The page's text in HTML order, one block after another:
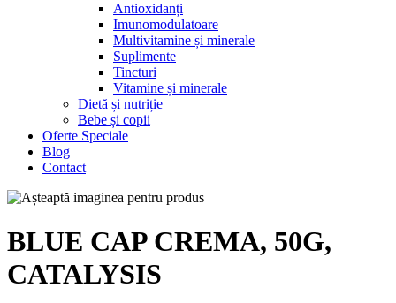
Antioxidanți
Imunomodulatoare
Multivitamine și minerale
Suplimente
Tincturi
Vitamine și minerale
Dietă și nutriție
Bebe și copii
Oferte Speciale
Blog
Contact
BLUE CAP CREMA, 50G,
CATALYSIS